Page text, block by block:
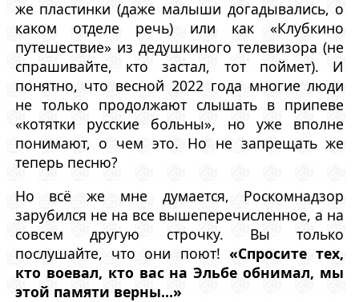
же пластинки (даже малыши догадывались, о
каком отделе речь) или как «Клубкино
путешествие» из дедушкиного телевизора (не
спрашивайте, кто застал, тот поймет). И
понятно, что весной 2022 года многие люди
не только продолжают слышать в припеве
«котятки русские больны», но уже вполне
понимают, о чем это. Но не запрещать же
теперь песню?
Но всё же мне думается, Роскомнадзор
зарубился не на все вышеперечисленное, а на
совсем другую строчку. Вы только
послушайте, что они поют!«Спросите тех,
кто воевал, кто вас на Эльбе обнимал, мы
этой памяти верны...»